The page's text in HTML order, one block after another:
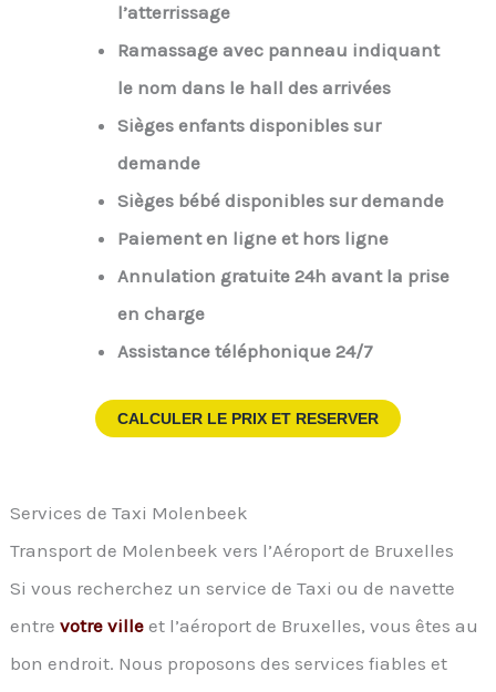
l’atterrissage
Ramassage avec panneau indiquant
le nom dans le hall des arrivées
Sièges enfants disponibles sur
demande
Sièges bébé disponibles sur demande
Paiement en ligne et hors ligne
Annulation gratuite 24h avant la prise
en charge
Assistance téléphonique 24/7
CALCULER LE PRIX ET RESERVER
Services de Taxi Molenbeek
Transport de Molenbeek vers l’Aéroport de Bruxelles
Si vous recherchez un service de Taxi ou de navette
entrevotre ville et l’aéroport de Bruxelles, vous êtes au
bon endroit. Nous proposons des services fiables et